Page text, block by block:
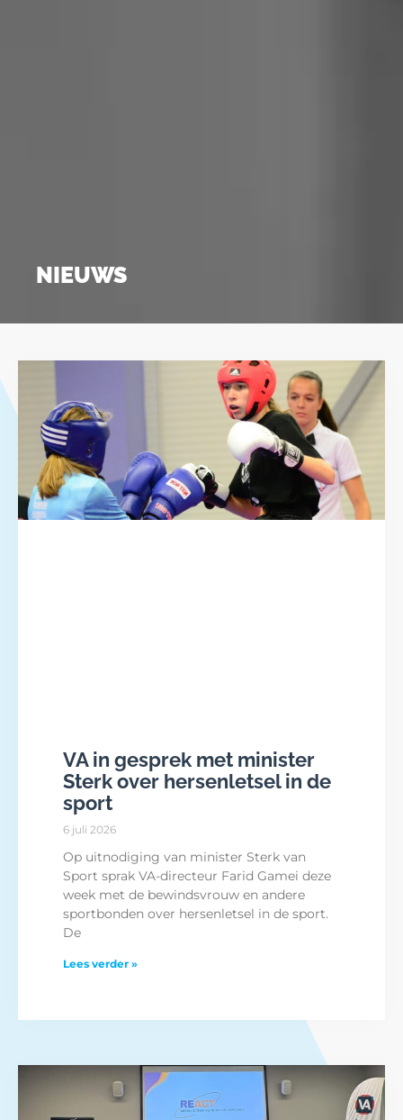
NIEUWS
VA in gesprek met minister
Sterk over hersenletsel in de
sport
6 juli 2026
Op uitnodiging van minister Sterk van
Sport sprak VA-directeur Farid Gamei deze
week met de bewindsvrouw en andere
sportbonden over hersenletsel in de sport.
De
Lees verder »